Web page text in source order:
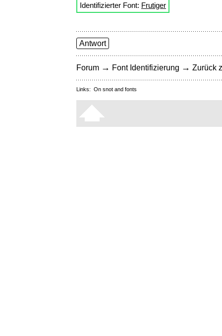
Identifizierter Font: Frutiger
Antwort
Forum → Font Identifizierung → Zurück
Links: On snot and fonts